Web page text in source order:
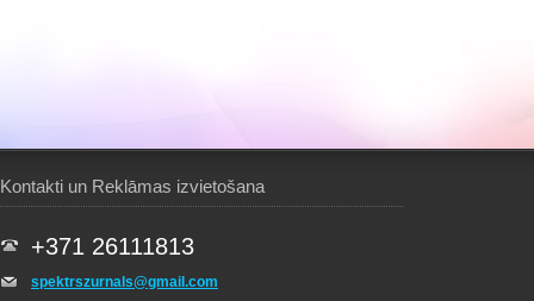
Kontakti un Reklāmas izvietošana
+371 26111813
spektrszurnals@gmail.com